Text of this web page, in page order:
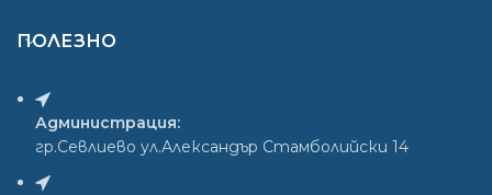
ПОЛЕЗНО
Администрация:
гр.Севлиево ул.Александър Стамболийски 14